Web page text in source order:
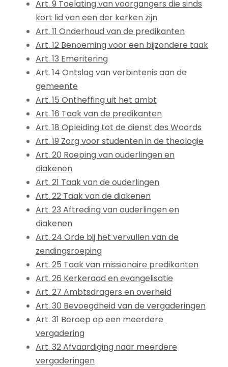
Art. 9 Toelating van voorgangers die sinds
kort lid van een der kerken zijn
Art. 11 Onderhoud van de predikanten
Art. 12 Benoeming voor een bijzondere taak
Art. 13 Emeritering
Art. 14 Ontslag van verbintenis aan de
gemeente
Art. 15 Ontheffing uit het ambt
Art. 16 Taak van de predikanten
Art. 18 Opleiding tot de dienst des Woords
Art. 19 Zorg voor studenten in de theologie
Art. 20 Roeping van ouderlingen en
diakenen
Art. 21 Taak van de ouderlingen
Art. 22 Taak van de diakenen
Art. 23 Aftreding van ouderlingen en
diakenen
Art. 24 Orde bij het vervullen van de
zendingsroeping
Art. 25 Taak van missionaire predikanten
Art. 26 Kerkeraad en evangelisatie
Art. 27 Ambtsdragers en overheid
Art. 30 Bevoegdheid van de vergaderingen
Art. 31 Beroep op een meerdere
vergadering
Art. 32 Afvaardiging naar meerdere
vergaderingen